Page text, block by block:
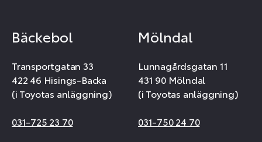
Bäckebol
Transportgatan 33
422 46 Hisings-Backa
(i Toyotas anläggning)
031-725 23 70
Mölndal
Lunnagårdsgatan 11
431 90 Mölndal
(i Toyotas anläggning)
031-750 24 70